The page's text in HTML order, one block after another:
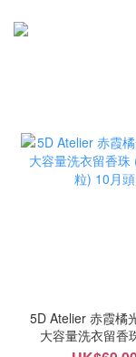
5D Atelier 赤霞橘
大容量洗衣留香
250粒) 10月